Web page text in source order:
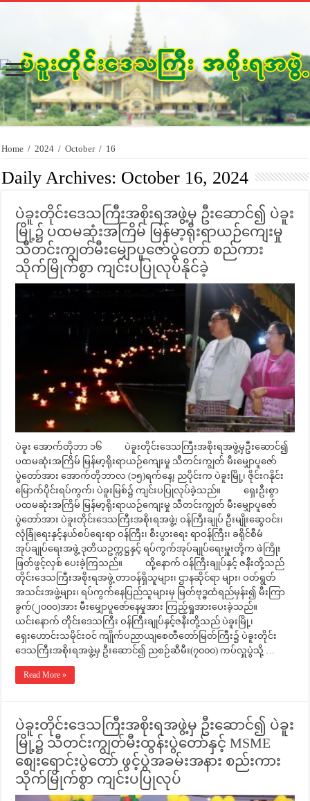
Home / 2024 / October / 16
Daily Archives: October 16, 2024
ပဲခူးတိုင်းဒေသကြီးအစိုးရအဖွဲ့မှ ဦးဆောင်၍ ပဲခူး
မြို့၌ ပထမဆုံးအကြိမ် မြန်မာ့ရိုးရာယဉ်ကျေးမှု
သီတင်းကျွတ်မီးမျှောပူဇော်ပွဲတော် စည်ကား
သိုက်မြိုက်စွာ ကျင်းပပြုလုပ်နိုင်ခဲ့
ပဲခူး အောက်တိုဘာ ၁၆ ပဲခူးတိုင်းဒေသကြီးအစိုးရအဖွဲ့မှဦးဆောင်၍
ပထမဆုံးအကြိမ် မြန်မာ့ရိုးရာယဉ်ကျေးမှု သီတင်းကျွတ် မီးမျှောပူဇော်
ပွဲတော်အား အောက်တိုဘာလ (၁၅)ရက်နေ့၊ ညပိုင်းက ပဲခူးမြို့၊ ဇိုင်းဂနိုင်း
မြောက်ပိုင်းရပ်ကွက်၊ ပဲခူးမြစ်၌ ကျင်းပပြုလုပ်ခဲ့သည်။ ရှေးဦးစွာ
ပထမဆုံးအကြိမ် မြန်မာ့ရိုးရာယဉ်ကျေးမှု သီတင်းကျွတ် မီးမျှောပူဇော်
ပွဲတော်အား ပဲခူးတိုင်းဒေသကြီးအစိုးရအဖွဲ့၊ ဝန်ကြီးချုပ် ဦးမျိုးဆွေဝင်း၊
လုံခြုံရေးနှင့်နယ်စပ်ရေးရာ ဝန်ကြီး၊ စီးပွားရေး ရာဝန်ကြီး၊ ခရိုင်စီမံ
အုပ်ချုပ်ရေးအဖွဲ့ ဒုတိယဥက္ကဋ္ဌနှင့် ရပ်ကွက်အုပ်ချုပ်ရေးမှူးတို့က ဖဲကြိုး
ဖြတ်ဖွင့်လှစ် ပေးခဲ့ကြသည်။ ထို့နောက် ဝန်ကြီးချုပ်နှင့် ဇနီးတို့သည်
တိုင်းဒေသကြီးအစိုးရအဖွဲ့ တာဝန်ရှိသူများ၊ ဌာနဆိုင်ရာ များ၊ ဝတ်ရွတ်
အသင်းအဖွဲ့များ၊ ရပ်ကွက်နေပြည်သူများမှ မြတ်ဗုဒ္ဓထံရည်မှန်း၍ မီးကြာ
ခွက်(၂၀၀၀)အား မီးမျှောပူဇော်နေမှုအား ကြည့်ရှုအားပေးခဲ့သည်။
ယင်းနောက် တိုင်းဒေသကြီး ဝန်ကြီးချုပ်နှင့်ဇနီးတို့သည် ပဲခူးမြို့၊
ရှေးဟောင်းသမိုင်းဝင် ကျိုက်ပညာယျစေတီတော်မြတ်ကြီး၌ ပဲခူးတိုင်း
ဒေသကြီးအစိုးရအဖွဲ့မှ ဦးဆောင်၍ ညစဉ်ဆီမီး(၇၀၀၀) ကပ်လှူပွဲသို့ …
Read More »
ပဲခူးတိုင်းဒေသကြီးအစိုးရအဖွဲ့မှ ဦးဆောင်၍ ပဲခူး
မြို့၌ သီတင်းကျွတ်မီးထွန်းပွဲတော်နှင့် MSME
စျေးရောင်းပွဲတော် ဖွင့်ပွဲအခမ်းအနား စည်းကား
သိုက်မြိုက်စွာ ကျင်းပပြုလုပ်